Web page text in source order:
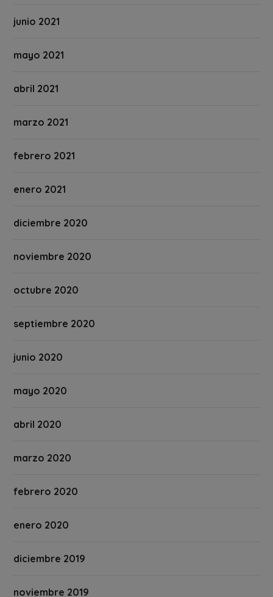
junio 2021
mayo 2021
abril 2021
marzo 2021
febrero 2021
enero 2021
diciembre 2020
noviembre 2020
octubre 2020
septiembre 2020
junio 2020
mayo 2020
abril 2020
marzo 2020
febrero 2020
enero 2020
diciembre 2019
noviembre 2019